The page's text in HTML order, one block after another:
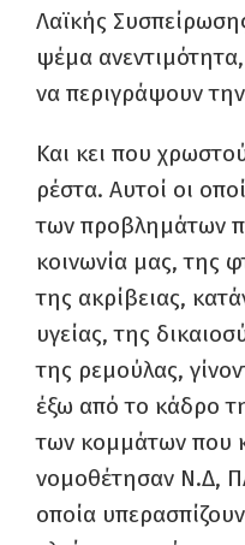
Λαϊκής
ψέμα
να περιγράψουν
Και κει που
ρέστα. Αυτοί οι
των προβλημάτων
κοινωνία μας, της
της ακρίβειας,
υγείας, της
της ρεμούλας,
έξω από το κάδρο
των κομμάτων που
νομοθέτησαν Ν.Δ,
οποία